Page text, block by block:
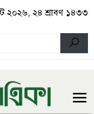
২০২৬, ২৪ শ্রাবণ ১৪৩৩